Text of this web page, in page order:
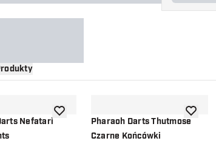
Nefataridodaj do listy życzeńPharaoh Darts Thutmose
Czarne Końcówki
dodaj